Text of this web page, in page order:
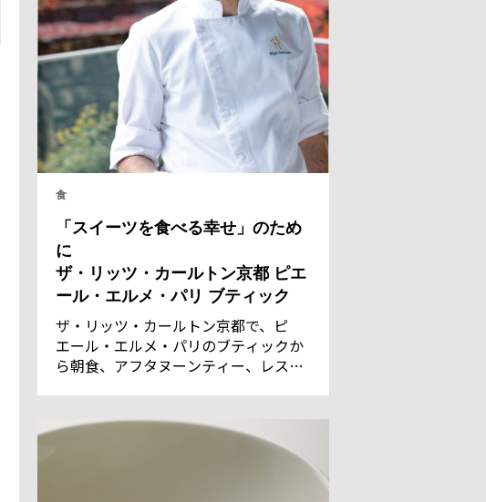
食
「スイーツを食べる幸せ」のため
に
ザ・リッツ・カールトン京都 ピエ
ール・エルメ・パリ ブティック
ザ・リッツ・カールトン京都で、ピ
エール・エルメ・パリのブティックか
ら朝食、アフタヌーンティー、レスト
全国からのゲストのために、今日も甘
く美しい、魔法のようなスイーツを作